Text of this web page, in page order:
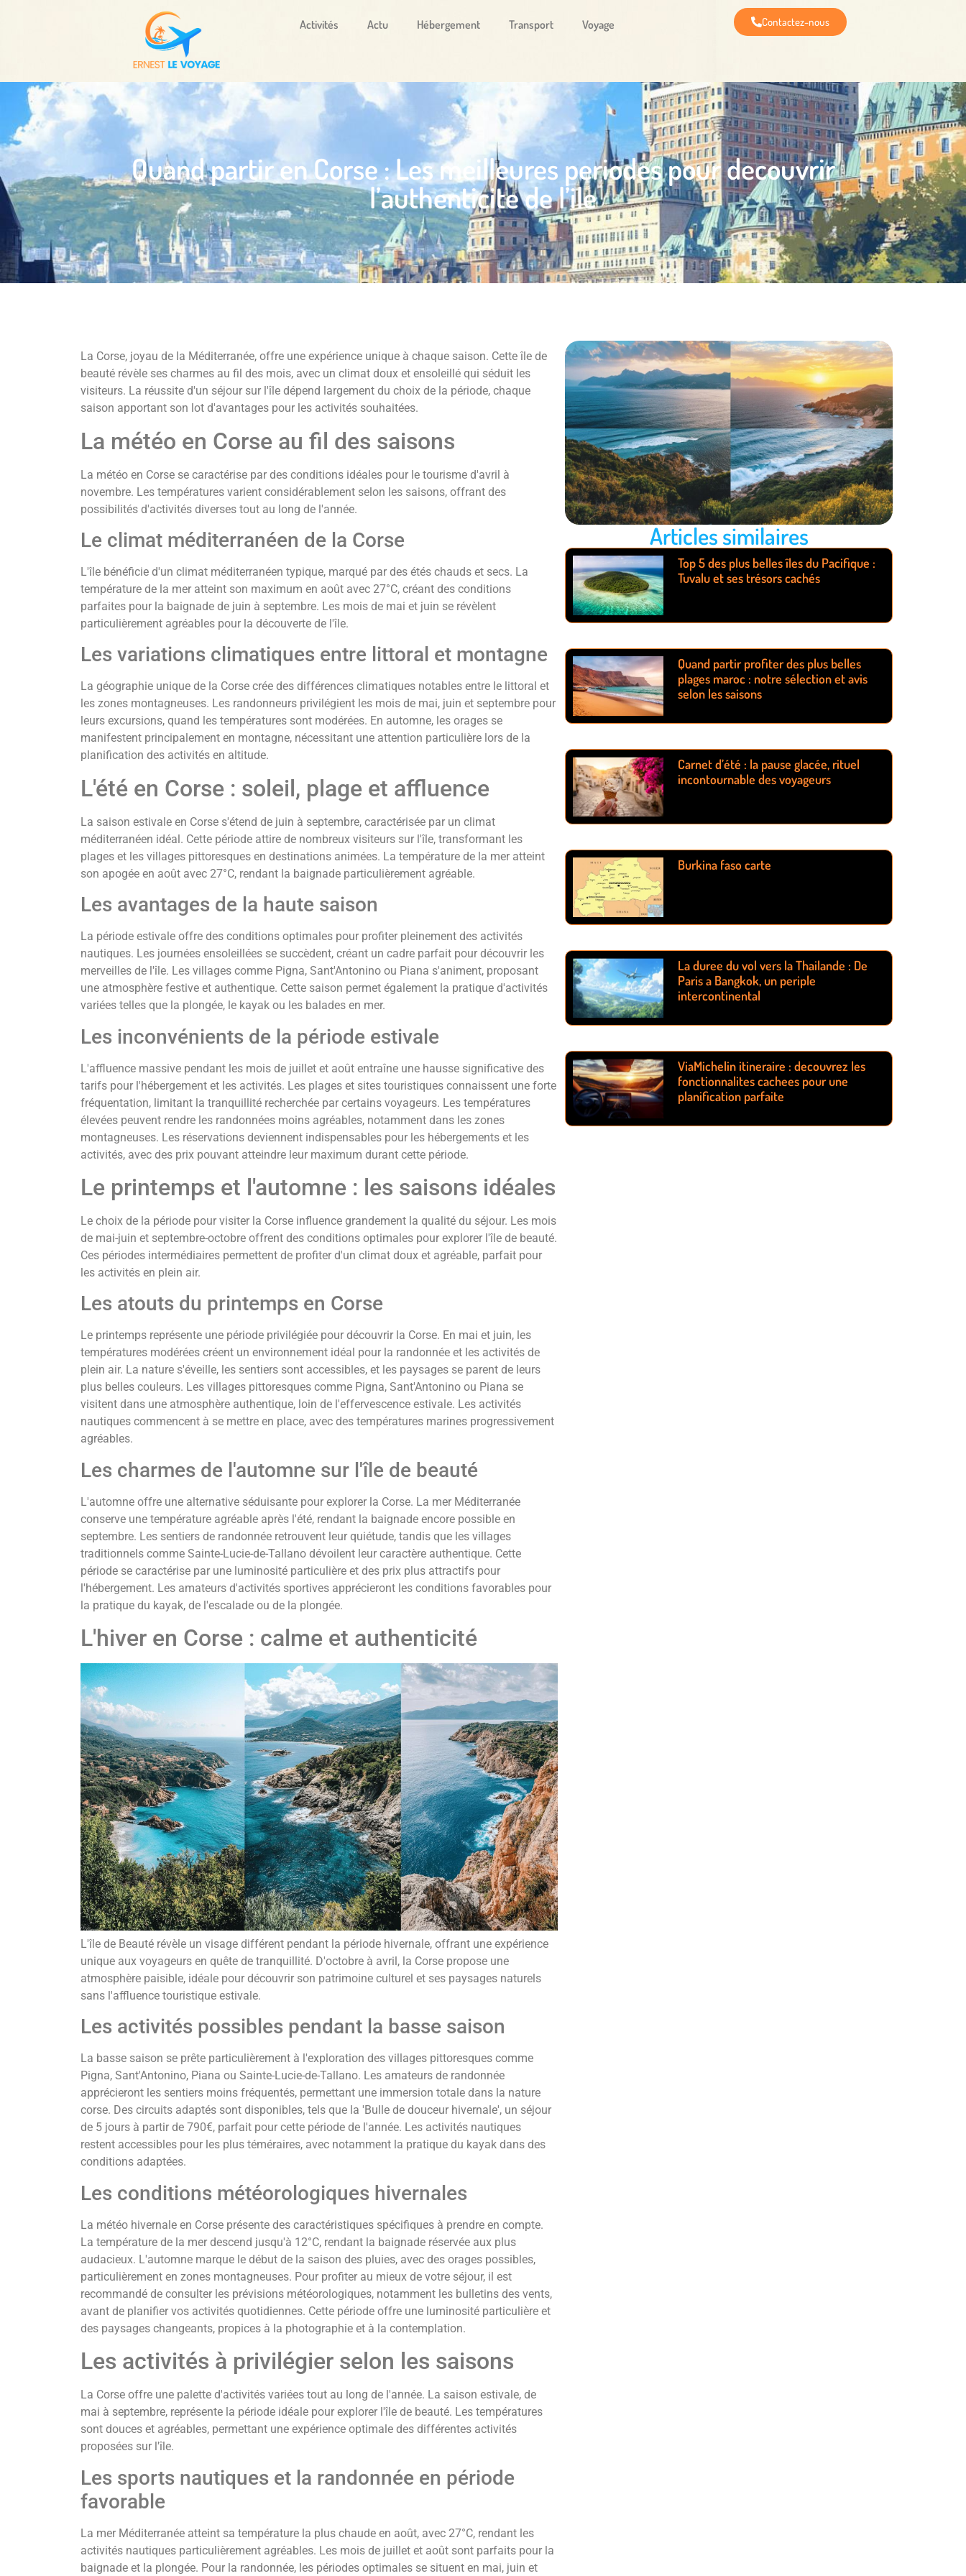
Activités Actu Hébergement Transport Voyage Contactez-nous
Quand partir en Corse : Les meilleures periodes pour decouvrir
l’authenticite de l’ile
La Corse, joyau de la Méditerranée, offre une expérience unique à chaque saison. Cette île de
beauté révèle ses charmes au fil des mois, avec un climat doux et ensoleillé qui séduit les
visiteurs. La réussite d'un séjour sur l'île dépend largement du choix de la période, chaque
saison apportant son lot d'avantages pour les activités souhaitées.
La météo en Corse au fil des saisons
La météo en Corse se caractérise par des conditions idéales pour le tourisme d'avril à
novembre. Les températures varient considérablement selon les saisons, offrant des
possibilités d'activités diverses tout au long de l'année.
Le climat méditerranéen de la Corse
L'île bénéficie d'un climat méditerranéen typique, marqué par des étés chauds et secs. La
température de la mer atteint son maximum en août avec 27°C, créant des conditions
parfaites pour la baignade de juin à septembre. Les mois de mai et juin se révèlent
particulièrement agréables pour la découverte de l'île.
Les variations climatiques entre littoral et montagne
La géographie unique de la Corse crée des différences climatiques notables entre le littoral et
les zones montagneuses. Les randonneurs privilégient les mois de mai, juin et septembre pour
leurs excursions, quand les températures sont modérées. En automne, les orages se
manifestent principalement en montagne, nécessitant une attention particulière lors de la
planification des activités en altitude.
L'été en Corse : soleil, plage et affluence
La saison estivale en Corse s'étend de juin à septembre, caractérisée par un climat
méditerranéen idéal. Cette période attire de nombreux visiteurs sur l'île, transformant les
plages et les villages pittoresques en destinations animées. La température de la mer atteint
son apogée en août avec 27°C, rendant la baignade particulièrement agréable.
Les avantages de la haute saison
La période estivale offre des conditions optimales pour profiter pleinement des activités
nautiques. Les journées ensoleillées se succèdent, créant un cadre parfait pour découvrir les
merveilles de l'île. Les villages comme Pigna, Sant'Antonino ou Piana s'animent, proposant
une atmosphère festive et authentique. Cette saison permet également la pratique d'activités
variées telles que la plongée, le kayak ou les balades en mer.
Les inconvénients de la période estivale
L'affluence massive pendant les mois de juillet et août entraîne une hausse significative des
tarifs pour l'hébergement et les activités. Les plages et sites touristiques connaissent une forte
fréquentation, limitant la tranquillité recherchée par certains voyageurs. Les températures
élevées peuvent rendre les randonnées moins agréables, notamment dans les zones
montagneuses. Les réservations deviennent indispensables pour les hébergements et les
activités, avec des prix pouvant atteindre leur maximum durant cette période.
Le printemps et l'automne : les saisons idéales
Le choix de la période pour visiter la Corse influence grandement la qualité du séjour. Les mois
de mai-juin et septembre-octobre offrent des conditions optimales pour explorer l'île de beauté.
Ces périodes intermédiaires permettent de profiter d'un climat doux et agréable, parfait pour
les activités en plein air.
Les atouts du printemps en Corse
Le printemps représente une période privilégiée pour découvrir la Corse. En mai et juin, les
températures modérées créent un environnement idéal pour la randonnée et les activités de
plein air. La nature s'éveille, les sentiers sont accessibles, et les paysages se parent de leurs
plus belles couleurs. Les villages pittoresques comme Pigna, Sant'Antonino ou Piana se
visitent dans une atmosphère authentique, loin de l'effervescence estivale. Les activités
nautiques commencent à se mettre en place, avec des températures marines progressivement
agréables.
Les charmes de l'automne sur l'île de beauté
L'automne offre une alternative séduisante pour explorer la Corse. La mer Méditerranée
conserve une température agréable après l'été, rendant la baignade encore possible en
septembre. Les sentiers de randonnée retrouvent leur quiétude, tandis que les villages
traditionnels comme Sainte-Lucie-de-Tallano dévoilent leur caractère authentique. Cette
période se caractérise par une luminosité particulière et des prix plus attractifs pour
l'hébergement. Les amateurs d'activités sportives apprécieront les conditions favorables pour
la pratique du kayak, de l'escalade ou de la plongée.
L'hiver en Corse : calme et authenticité
L'île de Beauté révèle un visage différent pendant la période hivernale, offrant une expérience
unique aux voyageurs en quête de tranquillité. D'octobre à avril, la Corse propose une
atmosphère paisible, idéale pour découvrir son patrimoine culturel et ses paysages naturels
sans l'affluence touristique estivale.
Les activités possibles pendant la basse saison
La basse saison se prête particulièrement à l'exploration des villages pittoresques comme
Pigna, Sant'Antonino, Piana ou Sainte-Lucie-de-Tallano. Les amateurs de randonnée
apprécieront les sentiers moins fréquentés, permettant une immersion totale dans la nature
corse. Des circuits adaptés sont disponibles, tels que la 'Bulle de douceur hivernale', un séjour
de 5 jours à partir de 790€, parfait pour cette période de l'année. Les activités nautiques
restent accessibles pour les plus téméraires, avec notamment la pratique du kayak dans des
conditions adaptées.
Les conditions météorologiques hivernales
La météo hivernale en Corse présente des caractéristiques spécifiques à prendre en compte.
La température de la mer descend jusqu'à 12°C, rendant la baignade réservée aux plus
audacieux. L'automne marque le début de la saison des pluies, avec des orages possibles,
particulièrement en zones montagneuses. Pour profiter au mieux de votre séjour, il est
recommandé de consulter les prévisions météorologiques, notamment les bulletins des vents,
avant de planifier vos activités quotidiennes. Cette période offre une luminosité particulière et
des paysages changeants, propices à la photographie et à la contemplation.
Les activités à privilégier selon les saisons
La Corse offre une palette d'activités variées tout au long de l'année. La saison estivale, de
mai à septembre, représente la période idéale pour explorer l'île de beauté. Les températures
sont douces et agréables, permettant une expérience optimale des différentes activités
proposées sur l'île.
Les sports nautiques et la randonnée en période
favorable
La mer Méditerranée atteint sa température la plus chaude en août, avec 27°C, rendant les
activités nautiques particulièrement agréables. Les mois de juillet et août sont parfaits pour la
baignade et la plongée. Pour la randonnée, les périodes optimales se situent en mai, juin et
Articles similaires
Top 5 des plus belles îles du Pacifique :
Tuvalu et ses trésors cachés
Quand partir profiter des plus belles
plages maroc : notre sélection et avis
selon les saisons
Carnet d’été : la pause glacée, rituel
incontournable des voyageurs
Burkina faso carte
La duree du vol vers la Thailande : De
Paris a Bangkok, un periple
intercontinental
ViaMichelin itineraire : decouvrez les
fonctionnalites cachees pour une
planification parfaite